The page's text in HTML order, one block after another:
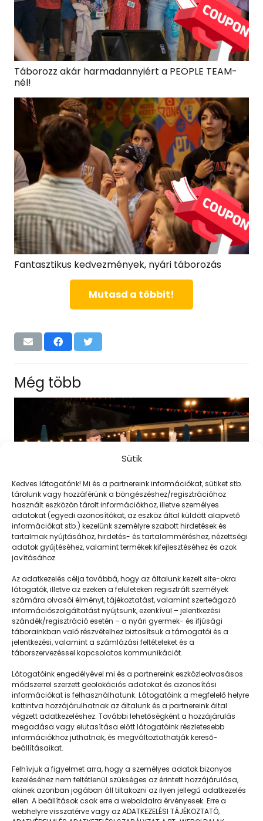
Sütik
Kedves látogatónk! Mi és a partnereink információkat, sütiket stb.
tárolunk vagy hozzáférünk a böngészéshez/regisztrációhoz
használt eszközön tárolt információkhoz, illetve személyes
adatokat (egyedi azonosítókat, az eszköz által küldött alapvető
információkat stb.) kezelünk személyre szabott hirdetések és
tartalmak nyújtásához, hirdetés- és tartalomméréshez, nézettségi
adatok gyűjtéséhez, valamint termékek kifejlesztéséhez és azok
javításához.
Az adatkezelés célja továbbá, hogy az általunk kezelt site-okra
látogatók, illetve az ezeken a felületeken regisztrált személyek
számára olvasói élményt, tájékoztatást, valamint szerteágazó
információszolgáltatást nyújtsunk, ezenkívül – jelentkezési
szándék/regisztráció esetén – a nyári gyermek- és ifjúsági
táborainkban való részvételhez biztosítsuk a támogatói és a
jelentkezési, valamint a számlázási feltételeket és a
táborszervezéssel kapcsolatos kommunikációt.
Látogatóink engedélyével mi és a partnereink eszközleolvasásos
módszerrel szerzett geolokációs adatokat és azonosítási
információkat is felhasználhatunk. Látogatóink a megfelelő helyre
kattintva hozzájárulhatnak az általunk és a partnereink által
végzett adatkezeléshez. További lehetőségként a hozzájárulás
megadása vagy elutasítása előtt látogatóink részletesebb
információkhoz juthatnak, és megváltoztathatják kereső-
beállításaikat.
Felhívjuk a figyelmet arra, hogy a személyes adatok bizonyos
kezeléséhez nem feltétlenül szükséges az érintett hozzájárulása,
akinek azonban jogában áll tiltakozni az ilyen jellegű adatkezelés
ellen. A beállítások csak erre a weboldalra érvényesek. Erre a
webhelyre visszatérve vagy az ADATKEZELÉSI TÁJÉKOZTATÓ,
Táborozz akár harmadannyiért a PEOPLE TEAM-
nél!
Fantasztikus kedvezmények, nyári táborozás
Mutasd a többit!
Még több
Szofi delfin lenne
Napközisgyerektábor.hu
Navigáció
Táboringer